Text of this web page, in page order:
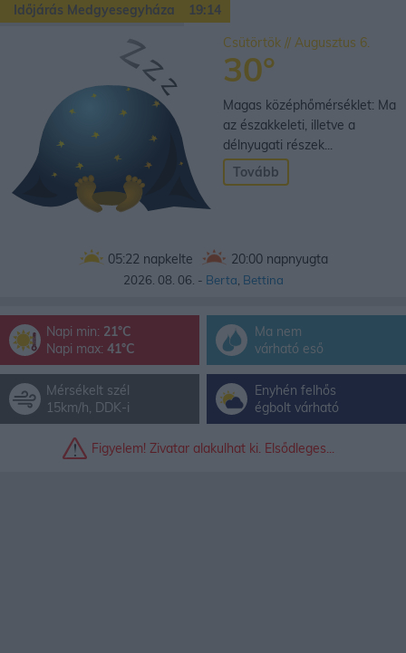
Időjárás Medgyesegyháza
19:14
Csütörtök // Augusztus 6.
30°
Magas középhőmérséklet: Ma
az északkeleti, illetve a
délnyugati részek...
Tovább
05:22 napkelte 20:00 napnyugta
2026. 08. 06. - Berta Bettina
Napi min: 21°C
Napi max: 41°C
Ma nem
várható eső
Mérsékelt szél
15km/h, DDK-i
Enyhén felhős
égbolt várható
Figyelem! Zivatar alakulhat ki. Elsődleges...